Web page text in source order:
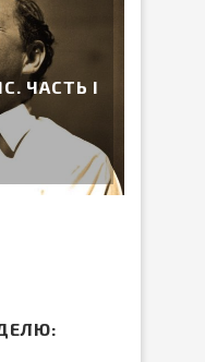
ЧАСТЬ I